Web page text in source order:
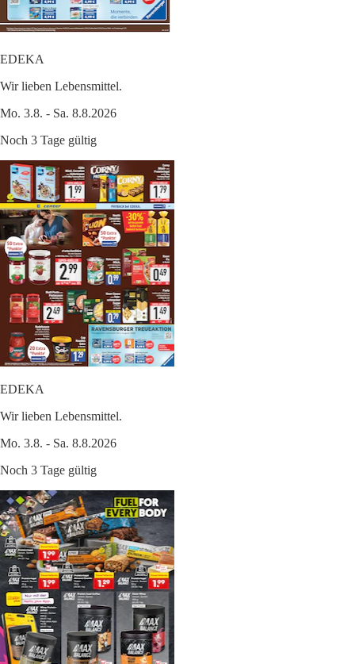
EDEKA
Wir lieben Lebensmittel.
Mo. 3.8. - Sa. 8.8.2026
Noch 3 Tage gültig
EDEKA
Wir lieben Lebensmittel.
Mo. 3.8. - Sa. 8.8.2026
Noch 3 Tage gültig